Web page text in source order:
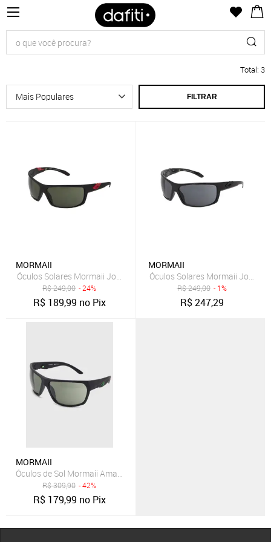
Total: 3
FILTRAR
MORMAII
Óculos Solares Mormaii Joaca Preto
R$249,00 - 24%
R$ 189,99 no Pix
MORMAII
Óculos Solares Mormaii Joaca
R$249,00 - 1%
R$247,29
MORMAII
Óculos de Sol Mormaii Amazônia 2 Preto
R$309,90 - 42%
R$ 179,99 no Pix